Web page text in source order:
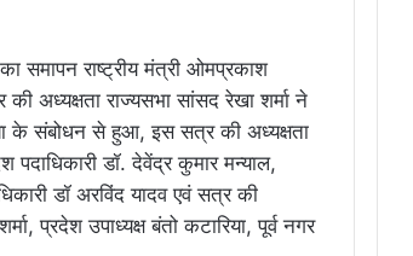
समापन राष्ट्रीय मंत्री ओमप्रकाश
अध्यक्षता राज्यसभा सांसद रेखा शर्मा ने
के संबोधन से हुआ, इस सत्र की अध्यक्षता
डॉ. देवेंद्र कुमार मन्याल,
डॉ अरविंद यादव एवं सत्र की
प्रदेश उपाध्यक्ष बंतो कटारिया, पूर्व नगर